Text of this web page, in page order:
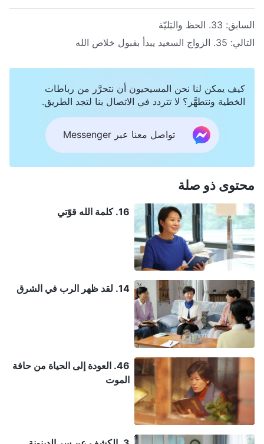
السابق: 33. الحظ والبَليّة
التالي: 35. الزواج السعيد يبدأ بقبول خلاص الله
كيف يمكن لنا نحن المسيحيون أن نتحرَّر من رباطات
الخطية ونتطهَّر؟ لا تتردد في الاتصال بنا لتجد الطريق.
تواصل معنا عبر Messenger
محتوى ذو صلة
16. كلمة الله قوّتي
14. لقد ظهر الرب في الشرق
46. العودة إلى الحياة من حافة
الموت